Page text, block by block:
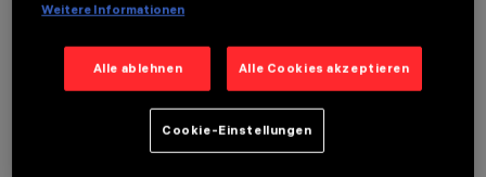
FARBE
Weitere Informationen
Alle ablehnen Alle Cookies akzeptieren
Cookie-Einstellungen